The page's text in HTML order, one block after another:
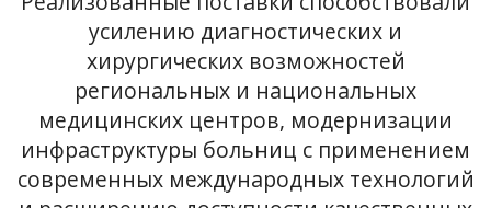
усилению диагностических и
хирургических возможностей
региональных и национальных
медицинских центров, модернизации
инфраструктуры больниц с применением
современных международных технологий